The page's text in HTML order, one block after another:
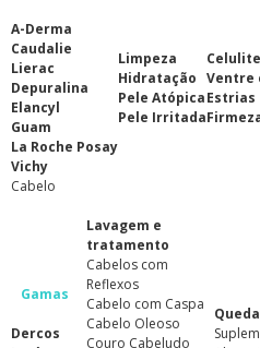
A-Derma
Caudalie
Lierac
Depuralina
Elancyl
Guam
La Roche Posay
Vichy
Limpeza
Hidratação
Pele Atópica
Pele Irritada
Celulite
Ventre
Estrias
Cabelo
Gamas
Dercos
Lavagem e
tratamento
Cabelos com
Reflexos
Cabelo com Caspa
Cabelo Oleoso
Couro Cabeludo